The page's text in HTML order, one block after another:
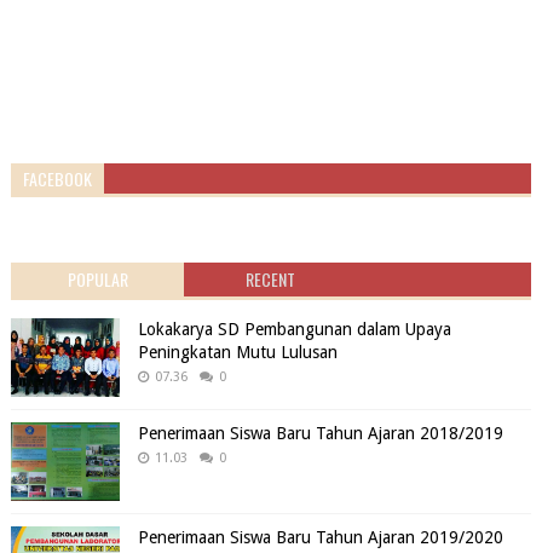
FACEBOOK
POPULAR RECENT
Lokakarya SD Pembangunan dalam Upaya
Peningkatan Mutu Lulusan
07.36 0
Penerimaan Siswa Baru Tahun Ajaran 2018/2019
11.03 0
Penerimaan Siswa Baru Tahun Ajaran 2019/2020